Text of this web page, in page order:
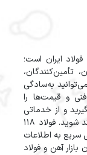
ایران است؛
تأمین‌کنندگان،
خریداران و سایر فعالان این حوزه. در فولاد 118 می‌توانید به‌سادگی
و قیمت‌ها را
و از خدماتی
مانند کاریابی تخصصی و املاک صنعتی بهره‌مند شوید. فولاد 118
به اطلاعات
آهن و فولاد